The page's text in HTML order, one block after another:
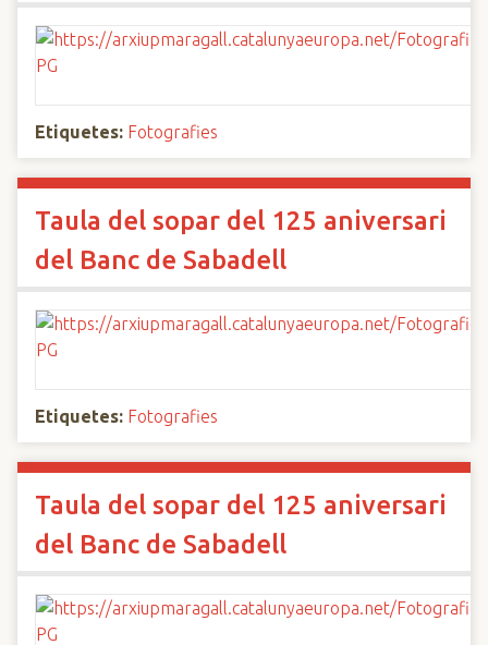
Etiquetes: Fotografies
Taula del sopar del 125 aniversari
del Banc de Sabadell
Etiquetes: Fotografies
Taula del sopar del 125 aniversari
del Banc de Sabadell